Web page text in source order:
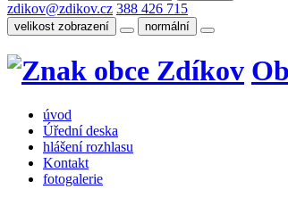
zdikov@zdikov.cz 388 426 715
velikost zobrazení normální
úvod
Úřední deska
hlášení rozhlasu
Kontakt
fotogalerie